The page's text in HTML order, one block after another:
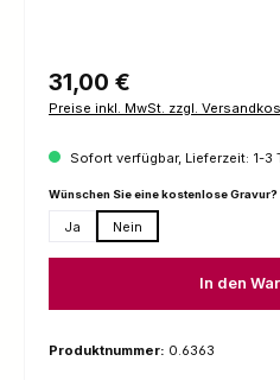
Regulärer Preis:
31,00 €
Preise inkl. MwSt. zzgl.
Sofort verfügbar, Lieferzeit: 1-3
Wünschen Sie eine kostenlose Gravur?
Ja Nein
In den
Produktnummer: 0.6363